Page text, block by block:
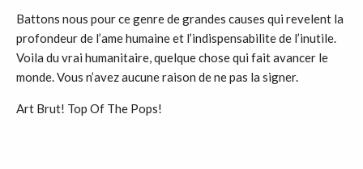
Battons nous pour ce genre de grandes causes qui revelent la
profondeur de l’ame humaine et l’indispensabilite de l’inutile.
Voila du vrai humanitaire, quelque chose qui fait avancer le
monde. Vous n’avez aucune raison de ne pas la signer.
Art Brut! Top Of The Pops!